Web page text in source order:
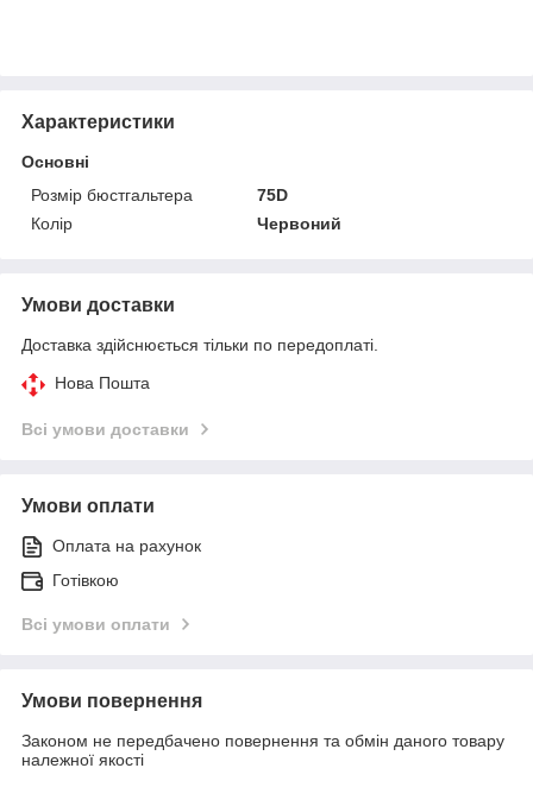
Характеристики
Основні
Розмір бюстгальтера
75D
Колір
Червоний
Умови доставки
Доставка здійснюється тільки по передоплаті.
Нова Пошта
Всі умови доставки
Умови оплати
Оплата на рахунок
Готівкою
Всі умови оплати
Умови повернення
Законом не передбачено повернення та обмін даного товару
належної якості